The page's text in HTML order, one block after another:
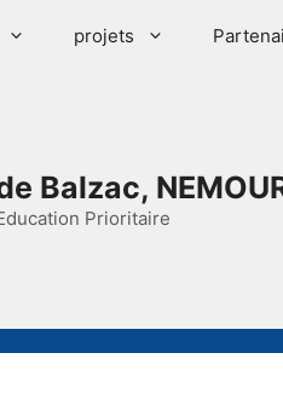
projets
Balzac,
Prioritaire